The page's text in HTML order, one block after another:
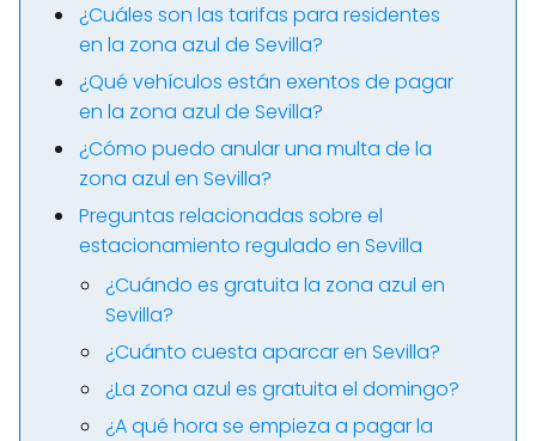
¿Cuáles son las tarifas para residentes
en la zona azul de Sevilla?
¿Qué vehículos están exentos de pagar
en la zona azul de Sevilla?
¿Cómo puedo anular una multa de la
zona azul en Sevilla?
Preguntas relacionadas sobre el
estacionamiento regulado en Sevilla
¿Cuándo es gratuita la zona azul en
Sevilla?
¿Cuánto cuesta aparcar en Sevilla?
¿La zona azul es gratuita el domingo?
¿A qué hora se empieza a pagar la